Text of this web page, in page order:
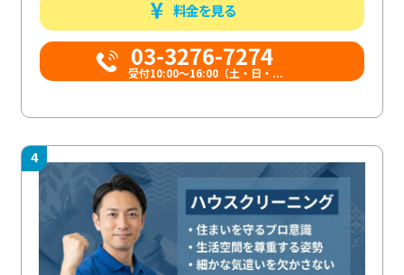
料金を見る
03-3276-7274
受付10:00〜16:00（土・日・...
4